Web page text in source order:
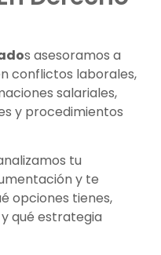
s asesoramos a
conflictos laborales,
salariales,
y procedimientos
tu
y te
opciones tienes,
qué estrategia